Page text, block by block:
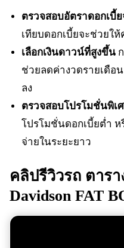
ตรวจสอบอัตราดอกเบี้
เทียบดอกเบี้ยจะช่วยใ
เลือกเงินดาวน์ที่สูงขึ้น
ช่วยลดค่างวดรายเดือ
ลง
ตรวจสอบโปรโมชั่นพิเ
โปรโมชั่นดอกเบี้ยต่ำ
จ่ายในระยะยาว
คลิปรีวิวรถ ตาร
Davidson FAT